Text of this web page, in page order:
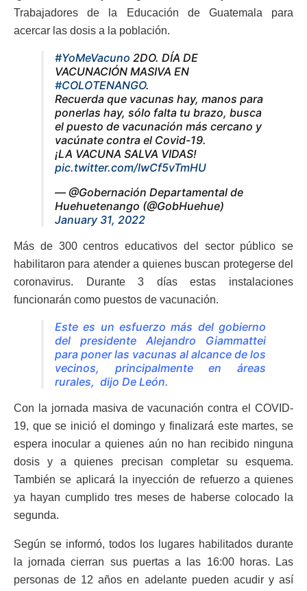
Trabajadores de la Educación de Guatemala para
acercar las dosis a la población.
#YoMeVacuno 2DO. DÍA DE
VACUNACIÓN MASIVA EN
#COLOTENANGO.
Recuerda que vacunas hay, manos para
ponerlas hay, sólo falta tu brazo, busca
el puesto de vacunación más cercano y
vacúnate contra el Covid-19.
¡LA VACUNA SALVA VIDAS!
pic.twitter.com/lwCf5vTmHU
— @Gobernación Departamental de
Huehuetenango (@GobHuehue)
January 31, 2022
Más de 300 centros educativos del sector público se
habilitaron para atender a quienes buscan protegerse del
coronavirus. Durante 3 días estas instalaciones
funcionarán como puestos de vacunación.
Este es un esfuerzo más del gobierno
del presidente Alejandro Giammattei
para poner las vacunas al alcance de los
vecinos, principalmente en áreas
rurales, dijo De León.
Con la jornada masiva de vacunación contra el COVID-
19, que se inició el domingo y finalizará este martes, se
espera inocular a quienes aún no han recibido ninguna
dosis y a quienes precisan completar su esquema.
También se aplicará la inyección de refuerzo a quienes
ya hayan cumplido tres meses de haberse colocado la
segunda.
Según se informó, todos los lugares habilitados durante
la jornada cierran sus puertas a las 16:00 horas. Las
personas de 12 años en adelante pueden acudir y así